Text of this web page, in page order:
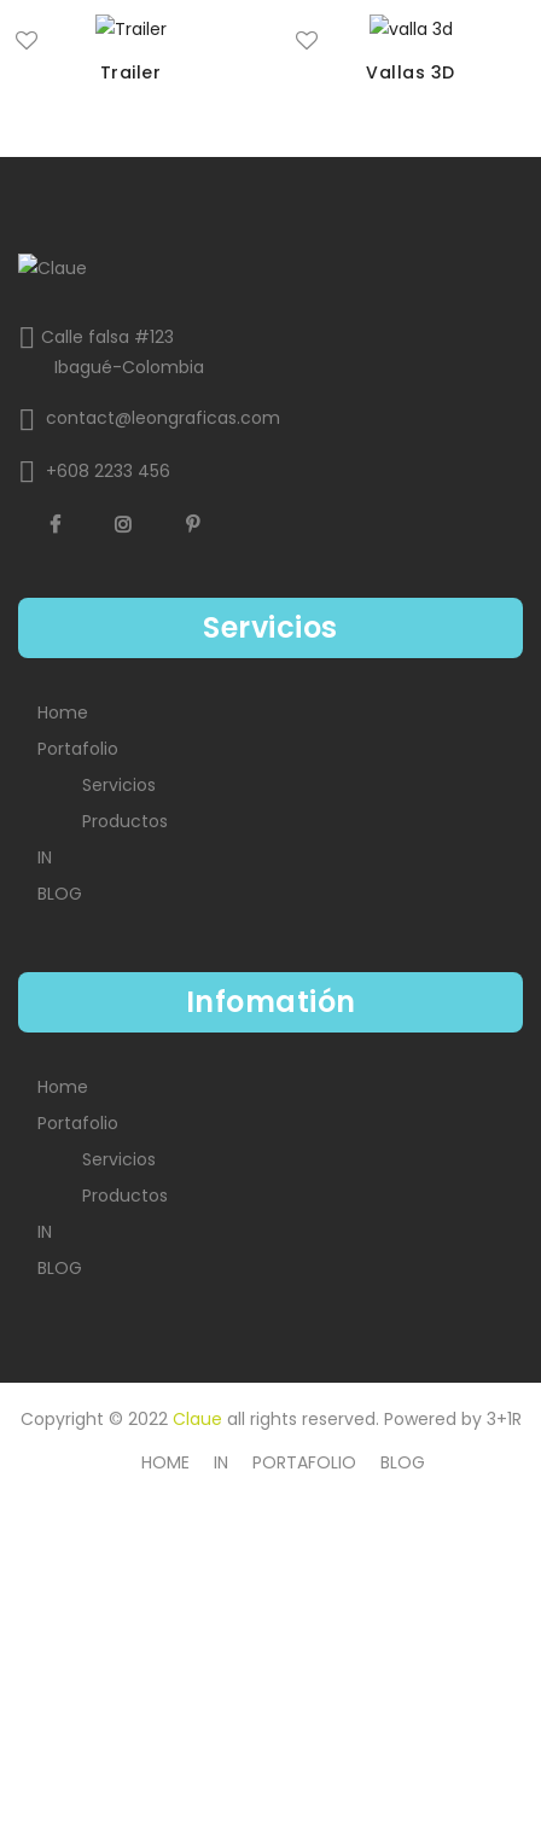
Trailer Vallas 3D
Calle falsa #123
Ibagué-Colombia
contact@leongraficas.com
+608 2233 456
Servicios
Home
Portafolio
Servicios
Productos
IN
BLOG
Infomatión
Home
Portafolio
Servicios
Productos
IN
BLOG
Copyright © 2022 Claue all rights reserved. Powered by 3+1R
HOME
IN PORTAFOLIO BLOG